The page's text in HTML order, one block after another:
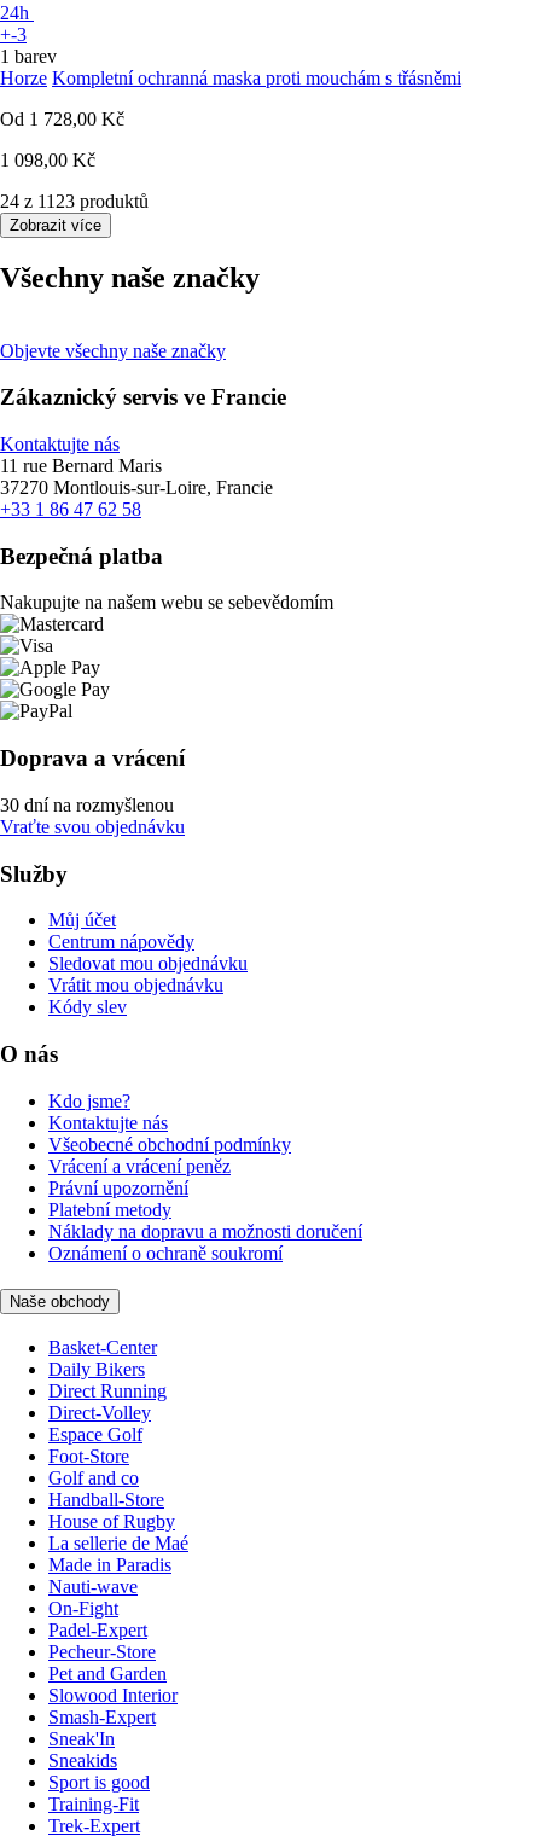
24h
+-3
1 barev
Horze Kompletní ochranná maska proti mouchám s třásněmi
Od 1 728,00 Kč
1 098,00 Kč
24 z 1123 produktů
Zobrazit více
Všechny naše značky
Objevte všechny naše značky
Zákaznický servis ve Francie
Kontaktujte nás
11 rue Bernard Maris
37270 Montlouis-sur-Loire, Francie
+33 1 86 47 62 58
Bezpečná platba
Nakupujte na našem webu se sebevědomím
Doprava a vrácení
30 dní na rozmyšlenou
Vraťte svou objednávku
Služby
Můj účet
Centrum nápovědy
Sledovat mou objednávku
Vrátit mou objednávku
Kódy slev
O nás
Kdo jsme?
Kontaktujte nás
Všeobecné obchodní podmínky
Vrácení a vrácení peněz
Právní upozornění
Platební metody
Náklady na dopravu a možnosti doručení
Oznámení o ochraně soukromí
Naše obchody
Basket-Center
Daily Bikers
Direct Running
Direct-Volley
Espace Golf
Foot-Store
Golf and co
Handball-Store
House of Rugby
La sellerie de Maé
Made in Paradis
Nauti-wave
On-Fight
Padel-Expert
Pecheur-Store
Pet and Garden
Slowood Interior
Smash-Expert
Sneak'In
Sneakids
Sport is good
Training-Fit
Trek-Expert